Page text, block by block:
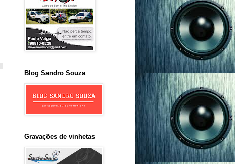
Blog Sandro Souza
Gravações de vinhetas